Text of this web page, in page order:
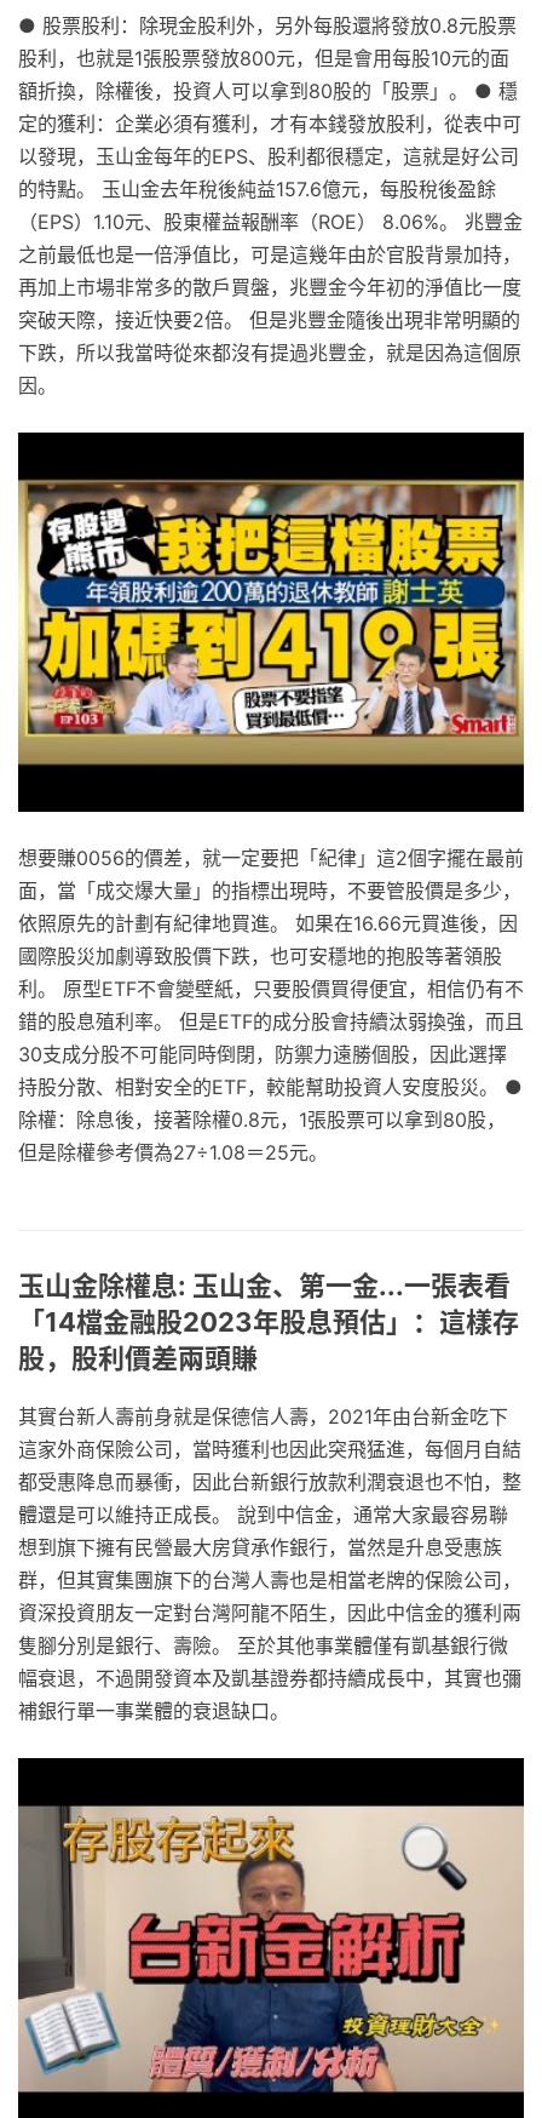
● 股票股利：除現金股利外，另外每股還將發放0.8元股票
股利，也就是1張股票發放800元，但是會用每股10元的面
額折換，除權後，投資人可以拿到80股的「股票」。 ● 穩
定的獲利：企業必須有獲利，才有本錢發放股利，從表中可
以發現，玉山金每年的EPS、股利都很穩定，這就是好公司
的特點。 玉山金去年稅後純益157.6億元，每股稅後盈餘
（EPS）1.10元、股東權益報酬率（ROE） 8.06%。 兆豐金
之前最低也是一倍淨值比，可是這幾年由於官股背景加持，
再加上市場非常多的散戶買盤，兆豐金今年初的淨值比一度
突破天際，接近快要2倍。 但是兆豐金隨後出現非常明顯的
下跌，所以我當時從來都沒有提過兆豐金，就是因為這個原
因。
想要賺0056的價差，就一定要把「紀律」這2個字擺在最前
面，當「成交爆大量」的指標出現時，不要管股價是多少，
依照原先的計劃有紀律地買進。 如果在16.66元買進後，因
國際股災加劇導致股價下跌，也可安穩地的抱股等著領股
利。 原型ETF不會變壁紙，只要股價買得便宜，相信仍有不
錯的股息殖利率。 但是ETF的成分股會持續汰弱換強，而且
30支成分股不可能同時倒閉，防禦力遠勝個股，因此選擇
持股分散、相對安全的ETF，較能幫助投資人安度股災。 ●
除權：除息後，接著除權0.8元，1張股票可以拿到80股，
但是除權參考價為27÷1.08＝25元。
玉山金除權息: 玉山金、第一金...一張表看
「14檔金融股2023年股息預估」：這樣存
股，股利價差兩頭賺
其實台新人壽前身就是保德信人壽，2021年由台新金吃下
這家外商保險公司，當時獲利也因此突飛猛進，每個月自結
都受惠降息而暴衝，因此台新銀行放款利潤衰退也不怕，整
體還是可以維持正成長。 說到中信金，通常大家最容易聯
想到旗下擁有民營最大房貸承作銀行，當然是升息受惠族
群，但其實集團旗下的台灣人壽也是相當老牌的保險公司，
資深投資朋友一定對台灣阿龍不陌生，因此中信金的獲利兩
隻腳分別是銀行、壽險。 至於其他事業體僅有凱基銀行微
幅衰退，不過開發資本及凱基證券都持續成長中，其實也彌
補銀行單一事業體的衰退缺口。